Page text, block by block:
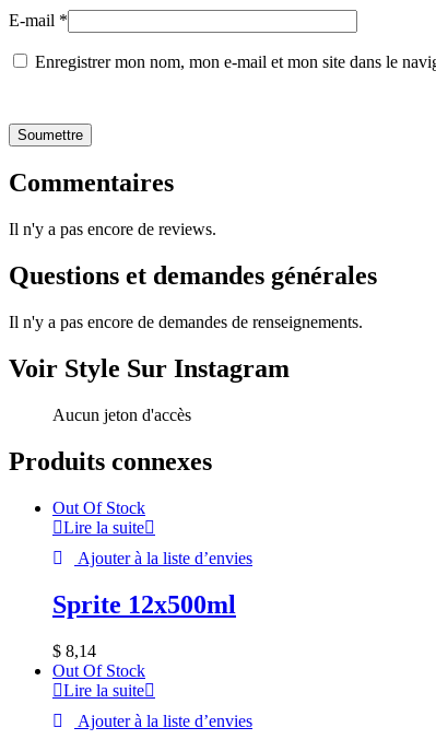
E-mail *
Enregistrer mon nom, mon e-mail et mon site dans le
Commentaires
Il n'y a pas encore de reviews.
Questions et demandes générales
Il n'y a pas encore de demandes de renseignements.
Voir Style Sur Instagram
Aucun jeton d'accès
Produits connexes
Out Of Stock
Lire la suite
Ajouter à la liste d’envies
Sprite 12x500ml
$ 8,14
Out Of Stock
Lire la suite
Ajouter à la liste d’envies